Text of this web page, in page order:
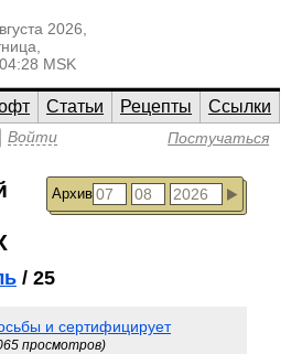
2026,
MSK
Статьи Рецепты
Ссылки
Войти Постучаться
Архив
/ 25
и сертифицирует
просмотров)